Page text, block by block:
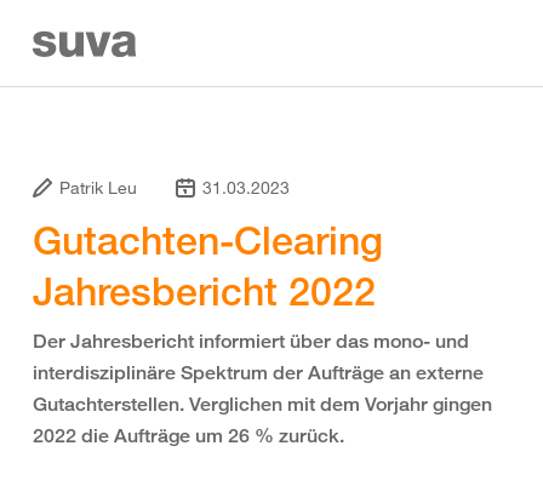
Patrik Leu 31.03.2023
Gutachten-Clearing
Jahresbericht 2022
Der Jahresbericht informiert über das mono- und
interdisziplinäre Spektrum der Aufträge an externe
Gutachterstellen. Verglichen mit dem Vorjahr gingen
2022 die Aufträge um 26 % zurück.